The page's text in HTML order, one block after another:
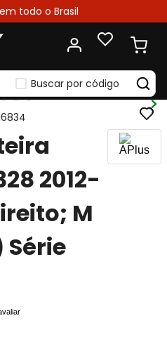
todo o Brasil
Buscar por código
2012-
M